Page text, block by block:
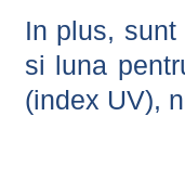
In plus,
si luna
(index UV),